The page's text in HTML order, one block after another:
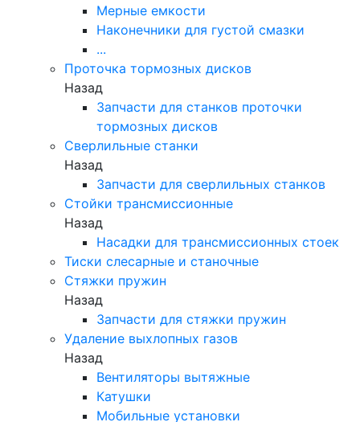
Мерные емкости
Наконечники для густой смазки
...
Проточка тормозных дисков
Назад
Запчасти для станков проточки
тормозных дисков
Сверлильные станки
Назад
Запчасти для сверлильных станков
Стойки трансмиссионные
Назад
Насадки для трансмиссионных стоек
Тиски слесарные и станочные
Стяжки пружин
Назад
Запчасти для стяжки пружин
Удаление выхлопных газов
Назад
Вентиляторы вытяжные
Катушки
Мобильные установки